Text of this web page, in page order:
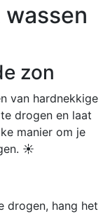
zon
van hardnekkige
drogen en laat
manier om je
☀️
drogen, hang het